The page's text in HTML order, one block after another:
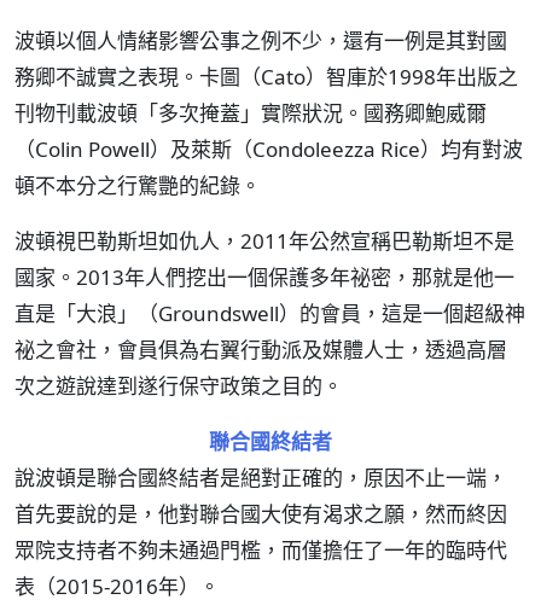
波頓以個人情緒影響公事之例不少，還有一例是其對國
務卿不誠實之表現。卡圖（Cato）智庫於1998年出版之
刊物刊載波頓「多次掩蓋」實際狀況。國務卿鮑威爾
（Colin Powell）及萊斯（Condoleezza Rice）均有對波
頓不本分之行驚艷的紀錄。
波頓視巴勒斯坦如仇人，2011年公然宣稱巴勒斯坦不是
國家。2013年人們挖出一個保護多年祕密，那就是他一
直是「大浪」（Groundswell）的會員，這是一個超級神
祕之會社，會員俱為右翼行動派及媒體人士，透過高層
次之遊說達到遂行保守政策之目的。
聯合國終結者
說波頓是聯合國終結者是絕對正確的，原因不止一端，
首先要說的是，他對聯合國大使有渴求之願，然而終因
眾院支持者不夠未通過門檻，而僅擔任了一年的臨時代
表（2015-2016年）。